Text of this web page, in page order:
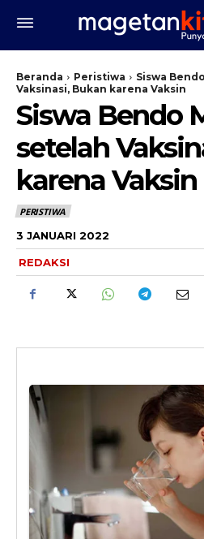
Beranda Peristiwa
Siswa
Vaksinasi, Bukan karena Vaksin
Siswa Bendo
setelah
karena Vaksin
PERISTIWA
3 JANUARI 2022
REDAKSI